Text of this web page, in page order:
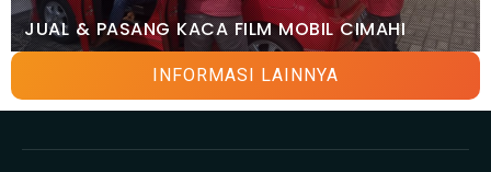
JUAL & PASANG KACA FILM MOBIL CIMAHI
INFORMASI LAINNYA